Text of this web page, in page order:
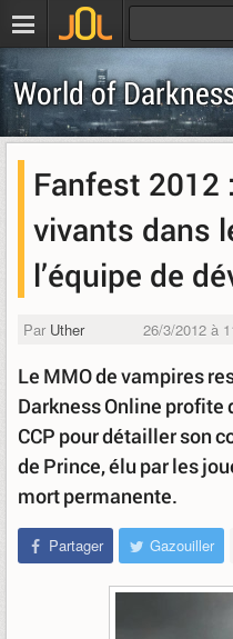
World of
Fanfest 2012
vivants dans
l’équipe de
Par Uther 26/3/2012 à
Le MMO de vampires
Darkness Online profite
CCP pour détailler son
de Prince, élu par les
mort permanente.
Partager Gazouiller